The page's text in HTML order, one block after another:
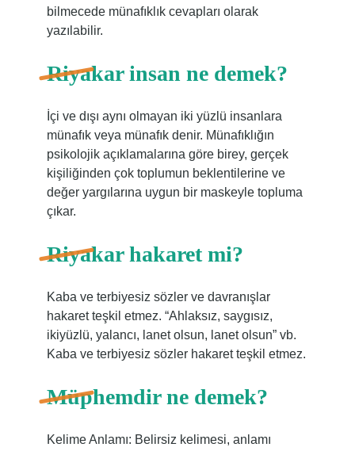
bilmecede münafıklık cevapları olarak
yazılabilir.
Riyakar insan ne demek?
İçi ve dışı aynı olmayan iki yüzlü insanlara
münafık veya münafık denir. Münafıklığın
psikolojik açıklamalarına göre birey, gerçek
kişiliğinden çok toplumun beklentilerine ve
değer yargılarına uygun bir maskeyle topluma
çıkar.
Riyakar hakaret mi?
Kaba ve terbiyesiz sözler ve davranışlar
hakaret teşkil etmez. “Ahlaksız, saygısız,
ikiyüzlü, yalancı, lanet olsun, lanet olsun” vb.
Kaba ve terbiyesiz sözler hakaret teşkil etmez.
Müphemdir ne demek?
Kelime Anlamı: Belirsiz kelimesi, anlamı